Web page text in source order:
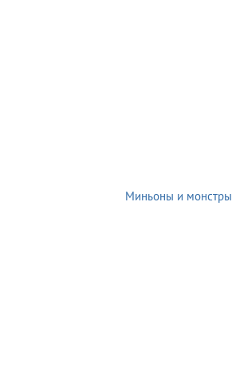
Миньоны и монстры